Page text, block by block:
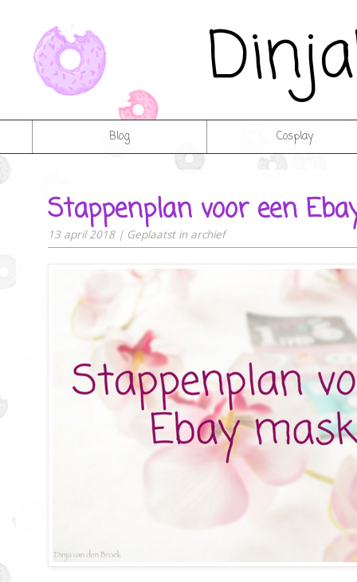
Blog Cosplay
Stappenplan voor een
13 april 2018 | Geplaatst in archief